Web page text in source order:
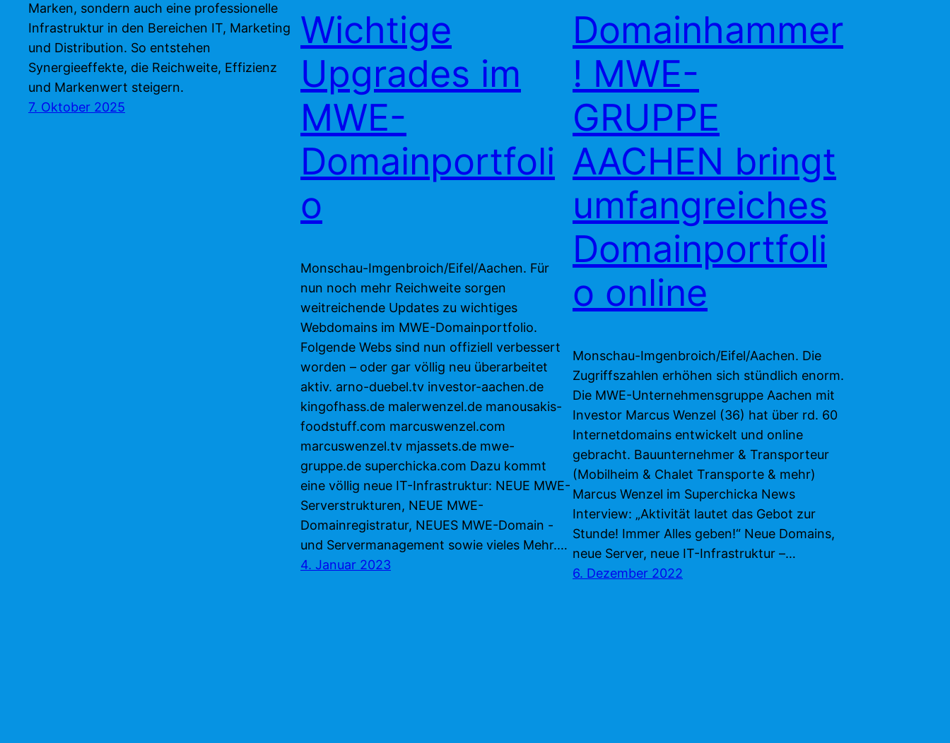
Marken, sondern auch eine professionelle
Infrastruktur in den Bereichen IT, Marketing
und Distribution. So entstehen
Synergieeffekte, die Reichweite, Effizienz
und Markenwert steigern.
7. Oktober 2025
Wichtige
Upgrades im
MWE-
Domainportfoli
o
Monschau-Imgenbroich/Eifel/Aachen. Für
nun noch mehr Reichweite sorgen
weitreichende Updates zu wichtiges
Webdomains im MWE-Domainportfolio.
Folgende Webs sind nun offiziell verbessert
worden – oder gar völlig neu überarbeitet
aktiv. arno-duebel.tv investor-aachen.de
kingofhass.de malerwenzel.de manousakis-
foodstuff.com marcuswenzel.com
marcuswenzel.tv mjassets.de mwe-
gruppe.de superchicka.com Dazu kommt
eine völlig neue IT-Infrastruktur: NEUE MWE-
Serverstrukturen, NEUE MWE-
Domainregistratur, NEUES MWE-Domain -
und Servermanagement sowie vieles Mehr.…
4. Januar 2023
Domainhammer
! MWE-
GRUPPE
AACHEN bringt
umfangreiches
Domainportfoli
o online
Monschau-Imgenbroich/Eifel/Aachen. Die
Zugriffszahlen erhöhen sich stündlich enorm.
Die MWE-Unternehmensgruppe Aachen mit
Investor Marcus Wenzel (36) hat über rd. 60
Internetdomains entwickelt und online
gebracht. Bauunternehmer & Transporteur
(Mobilheim & Chalet Transporte & mehr)
Marcus Wenzel im Superchicka News
Interview: „Aktivität lautet das Gebot zur
Stunde! Immer Alles geben!“ Neue Domains,
neue Server, neue IT-Infrastruktur –…
6. Dezember 2022